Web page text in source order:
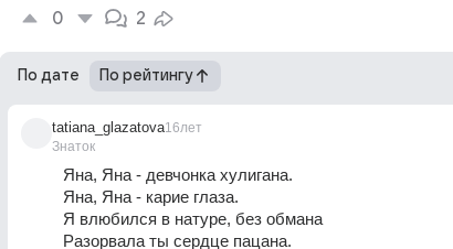
0 2
По дате По рейтингу
tatiana_glazatova
Знаток
16лет
Яна, Яна - девчонка хулигана.
Яна, Яна - карие глаза.
Я влюбился в натуре, без обмана
Разорвала ты сердце пацана.